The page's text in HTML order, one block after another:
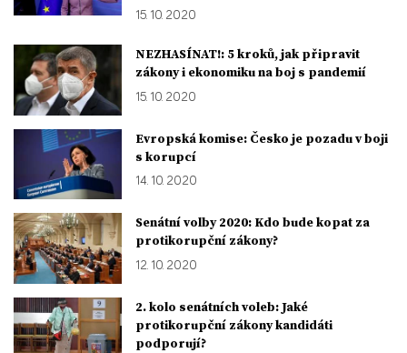
15. 10. 2020
NEZHASÍNAT!: 5 kroků, jak připravit
zákony i ekonomiku na boj s pandemií
15. 10. 2020
Evropská komise: Česko je pozadu v boji
s korupcí
14. 10. 2020
Senátní volby 2020: Kdo bude kopat za
protikorupční zákony?
12. 10. 2020
2. kolo senátních voleb: Jaké
protikorupční zákony kandidáti
podporují?